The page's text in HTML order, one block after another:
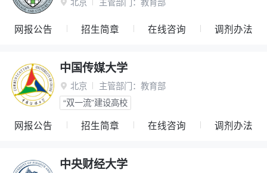

网报公告 招生简章 在线咨询 调剂办法
中国传媒大学
 北京 主管部门： 教育部
“双一流”建设高校
网报公告 招生简章 在线咨询 调剂办法
中央财经大学